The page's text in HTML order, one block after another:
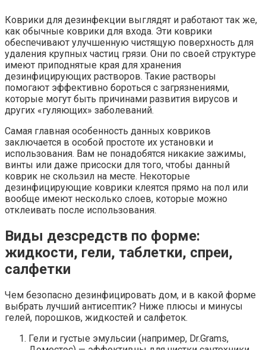
Коврики для дезинфекции выглядят и работают так же,
как обычные коврики для входа. Эти коврики
обеспечивают улучшенную чистящую поверхность для
удаления крупных частиц грязи. Они по своей структуре
имеют приподнятые края для хранения
дезинфицирующих растворов. Такие растворы
помогают эффективно бороться с загрязнениями,
которые могут быть причинами развития вирусов и
других «гуляющих» заболеваний.
Самая главная особенность данных ковриков
заключается в особой простоте их установки и
использования. Вам не понадобятся никакие зажимы,
винты или даже присоски для того, чтобы данный
коврик не скользил на месте. Некоторые
дезинфицирующие коврики клеятся прямо на пол или
вообще имеют несколько слоев, которые можно
отклеивать после использования.
Виды дезсредств по форме:
жидкости, гели, таблетки, спреи,
салфетки
Чем безопасно дезинфицировать дом, и в какой форме
выбрать лучший антисептик? Ниже плюсы и минусы
гелей, порошков, жидкостей и салфеток.
Гели и густые эмульсии (например, Dr.Grams,